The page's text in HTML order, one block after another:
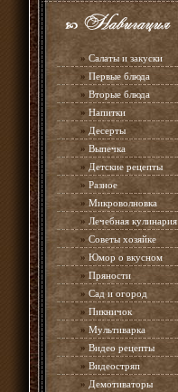
» Салаты и закуски
» Первые блюда
» Вторые блюда
» Напитки
»Десерты
» Выпечка
» Детские рецепты
» Разное
» Микроволновка
» Лечебная кулинария
» Советы хозяйке
» Юмор о вкусном
» Пряности
» Сад и огород
» Пикничок
» Мультиварка
» Видео рецепты
» Видеостряп
» Демотиваторы